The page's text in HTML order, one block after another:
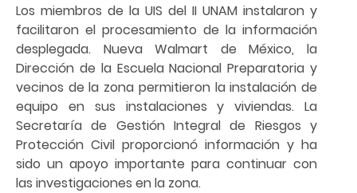
Los miembros de la UIS del II UNAM instalaron y
facilitaron el procesamiento de la información
desplegada. Nueva Walmart de México, la
Dirección de la Escuela Nacional Preparatoria y
vecinos de la zona permitieron la instalación de
equipo en sus instalaciones y viviendas. La
Secretaría de Gestión Integral de Riesgos y
Protección Civil proporcionó información y ha
sido un apoyo importante para continuar con
las investigaciones en la zona.